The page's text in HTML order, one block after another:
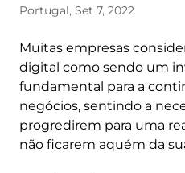
Portugal, Set 7, 2022
Muitas empresas
digital como sendo um
fundamental para a
negócios, sentindo a
progredirem para uma
não ficarem aquém da